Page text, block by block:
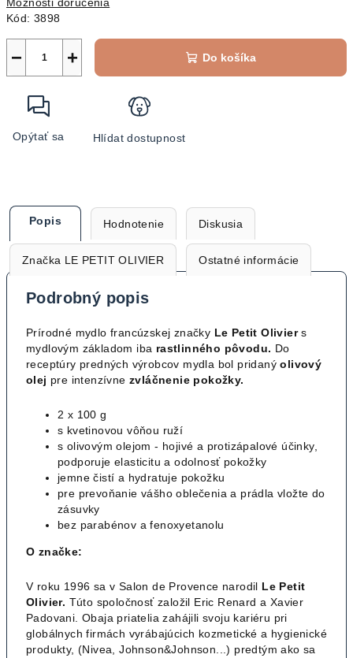
Kód: 3898
+
− Do košíka
Opýtať sa Hlídat dostupnost
Popis Hodnotenie Diskusia
Značka LE PETIT OLIVIER Ostatné informácie
Podrobný popis
Prírodné mydlo francúzskej značky Le Petit Oliviers
mydlovým základom iba rastlinného pôvodu. Do
receptúry predných výrobcov mydla bol pridanýolivový
olej pre intenzívne zvláčnenie pokožky.
2 x 100 g
s kvetinovou vôňou ruží
s olivovým olejom - hojivé a protizápalové účinky,
podporuje elasticitu a odolnosť pokožky
jemne čistí a hydratuje pokožku
pre prevoňanie vášho oblečenia a prádla vložte do
zásuvky
bez parabénov a fenoxyetanolu
O značke:
V roku 1996 sa v Salon de Provence narodil Le Petit
Olivier. Túto spoločnosť založil Eric Renard a Xavier
Padovani. Obaja priatelia zahájili svoju kariéru pri
globálnych firmách vyrábajúcich kozmetické a hygienické
produkty, (Nivea, Johnson&Johnson...) predtým ako sa